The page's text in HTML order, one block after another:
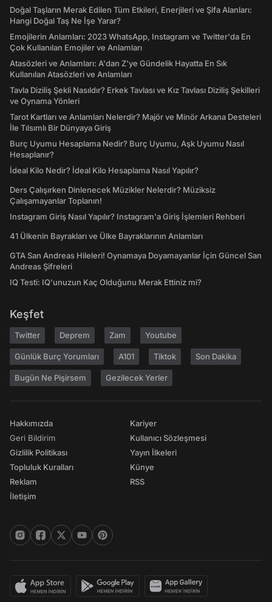
Doğal Taşların Merak Edilen Tüm Etkileri, Enerjileri ve Şifa Alanları:
Hangi Doğal Taş Ne İşe Yarar?
Emojilerin Anlamları: 2023 WhatsApp, Instagram ve Twitter'da En
Çok Kullanılan Emojiler ve Anlamları
Atasözleri ve Anlamları: A'dan Z'ye Gündelik Hayatta En Sık
Kullanılan Atasözleri ve Anlamları
Tavla Diziliş Şekli Nasıldır? Erkek Tavlası ve Kız Tavlası Diziliş Şekilleri
ve Oynama Yönleri
Tarot Kartları ve Anlamları Nelerdir? Majör ve Minör Arkana Desteleri
İle Tılsımlı Bir Dünyaya Giriş
Burç Uyumu Hesaplama Nedir? Burç Uyumu, Aşk Uyumu Nasıl
Hesaplanır?
İdeal Kilo Nedir? İdeal Kilo Hesaplama Nasıl Yapılır?
Ders Çalışırken Dinlenecek Müzikler Nelerdir? Müziksiz
Çalışamayanlar Toplanın!
Instagram Giriş Nasıl Yapılır? Instagram'a Giriş İşlemleri Rehberi
41 Ülkenin Bayrakları ve Ülke Bayraklarının Anlamları
GTA San Andreas Hileleri! Oynamaya Doyamayanlar İçin Güncel San
Andreas Şifreleri
IQ Testi: IQ'unuzun Kaç Olduğunu Merak Ettiniz mi?
Keşfet
Twitter Deprem Zam Youtube
Günlük Burç Yorumları A101 Tiktok Son Dakika
Bugün Ne Pişirsem Gezilecek Yerler
Hakkımızda
Geri Bildirim
Gizlilik Politikası
Topluluk Kuralları
Reklam
İletişim
Kariyer
Kullanıcı Sözleşmesi
Yayın İlkeleri
Künye
RSS